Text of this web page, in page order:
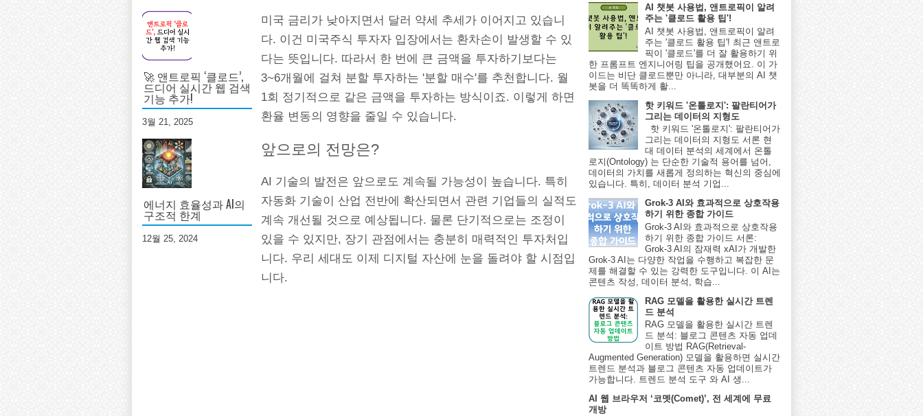
🚀 앤트로픽 ‘클로드’,
드디어 실시간 웹 검색
기능 추가!
3월 21, 2025
에너지 효율성과 AI의
구조적 한계
12월 25, 2024
미국 금리가 낮아지면서 달러 약세 추세가 이어지고 있습니
다. 이건 미국주식 투자자 입장에서는 환차손이 발생할 수 있
다는 뜻입니다. 따라서 한 번에 큰 금액을 투자하기보다는
3~6개월에 걸쳐 분할 투자하는 '분할 매수'를 추천합니다. 월
1회 정기적으로 같은 금액을 투자하는 방식이죠. 이렇게 하면
환율 변동의 영향을 줄일 수 있습니다.
앞으로의 전망은?
AI 기술의 발전은 앞으로도 계속될 가능성이 높습니다. 특히
자동화 기술이 산업 전반에 확산되면서 관련 기업들의 실적도
계속 개선될 것으로 예상됩니다. 물론 단기적으로는 조정이
있을 수 있지만, 장기 관점에서는 충분히 매력적인 투자처입
니다. 우리 세대도 이제 디지털 자산에 눈을 돌려야 할 시점입
니다.
AI 챗봇 사용법, 앤트로픽이 알려
주는 '클로드 활용 팁'!
AI 챗봇 사용법, 앤트로픽이 알려
주는 '클로드 활용 팁'! 최근 앤트로
픽이 '클로드'를 더 잘 활용하기 위
한 프롬프트 엔지니어링 팁을 공개했어요. 이 가
이드는 비단 클로드뿐만 아니라, 대부분의 AI 챗
봇을 더 똑똑하게 활...
핫 키워드 '온톨로지': 팔란티어가
그리는 데이터의 지형도
핫 키워드 '온톨로지': 팔란티어가
그리는 데이터의 지형도 서론 현
대 데이터 분석의 세계에서 온톨
로지(Ontology) 는 단순한 기술적 용어를 넘어,
데이터의 가치를 새롭게 정의하는 혁신의 중심에
있습니다. 특히, 데이터 분석 기업...
Grok-3 AI와 효과적으로 상호작용
하기 위한 종합 가이드
Grok-3 AI와 효과적으로 상호작용
하기 위한 종합 가이드 서론:
Grok-3 AI의 잠재력 xAI가 개발한
Grok-3 AI는 다양한 작업을 수행하고 복잡한 문
제를 해결할 수 있는 강력한 도구입니다. 이 AI는
콘텐츠 작성, 데이터 분석, 학습...
RAG 모델을 활용한 실시간 트렌
드 분석
RAG 모델을 활용한 실시간 트렌
드 분석: 블로그 콘텐츠 자동 업데
이트 방법 RAG(Retrieval-
Augmented Generation) 모델을 활용하면 실시간
트렌드 분석과 블로그 콘텐츠 자동 업데이트가
가능합니다. 트렌드 분석 도구 와 AI 생...
AI 웹 브라우저 ‘코멧(Comet)’, 전 세계에 무료
개방